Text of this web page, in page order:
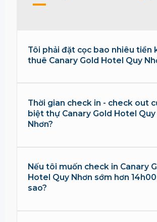
Tôi phải đặt cọc bao nhiêu tiền
thuê Canary Gold Hotel Quy
Thời gian check in - check out
biệt thự Canary Gold Hotel Quy
Nhơn?
Nếu tôi muốn check in Canary
Hotel Quy Nhơn sớm hơn
sao?